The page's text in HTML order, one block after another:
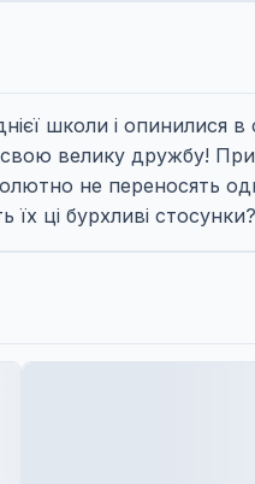
школи і опинилися
велику дружбу!
не переносять
ці бурхливі стосунки?